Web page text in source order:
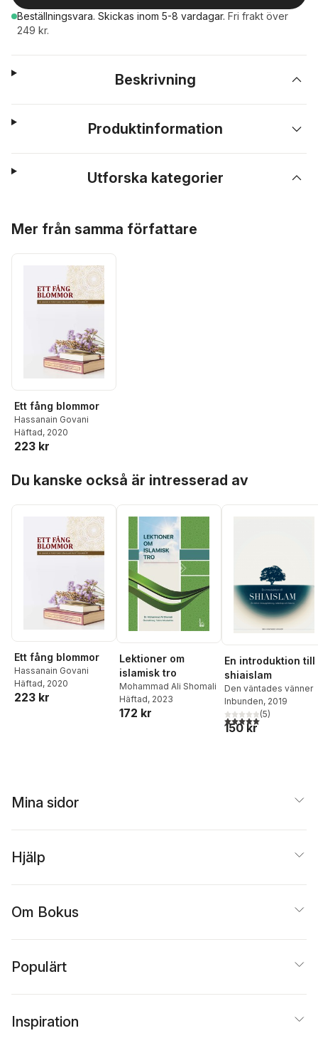
Beställningsvara. Skickas inom 5-8 vardagar. Fri frakt över
249 kr.
Beskrivning
Produktinformation
Utforska kategorier
Mer från samma författare
Ett fång blommor
Hassanain Govani
Häftad, 2020
223 kr
Du kanske också är intresserad av
Ett fång blommor
Hassanain Govani
Häftad, 2020
223 kr
Lektioner om
islamisk tro
Mohammad Ali Shomali
Häftad, 2023
172 kr
En introduktion till
shiaislam
Den väntades vänner
Inbunden, 2019
5,0utav 5 stjärnor.
(5)
150 kr
Mina sidor
Hjälp
Om Bokus
Populärt
Inspiration